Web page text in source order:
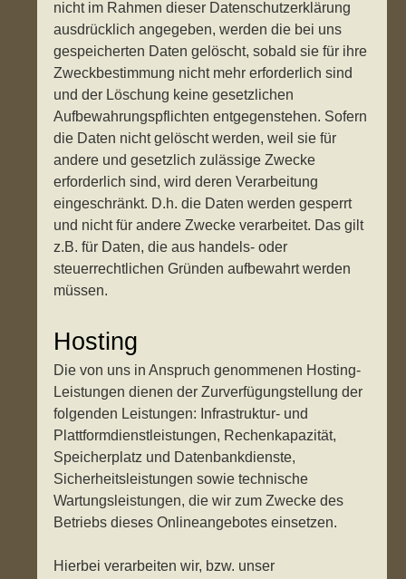
nicht im Rahmen dieser Datenschutzerklärung
ausdrücklich angegeben, werden die bei uns
gespeicherten Daten gelöscht, sobald sie für ihre
Zweckbestimmung nicht mehr erforderlich sind
und der Löschung keine gesetzlichen
Aufbewahrungspflichten entgegenstehen. Sofern
die Daten nicht gelöscht werden, weil sie für
andere und gesetzlich zulässige Zwecke
erforderlich sind, wird deren Verarbeitung
eingeschränkt. D.h. die Daten werden gesperrt
und nicht für andere Zwecke verarbeitet. Das gilt
z.B. für Daten, die aus handels- oder
steuerrechtlichen Gründen aufbewahrt werden
müssen.
Hosting
Die von uns in Anspruch genommenen Hosting-
Leistungen dienen der Zurverfügungstellung der
folgenden Leistungen: Infrastruktur- und
Plattformdienstleistungen, Rechenkapazität,
Speicherplatz und Datenbankdienste,
Sicherheitsleistungen sowie technische
Wartungsleistungen, die wir zum Zwecke des
Betriebs dieses Onlineangebotes einsetzen.
Hierbei verarbeiten wir, bzw. unser